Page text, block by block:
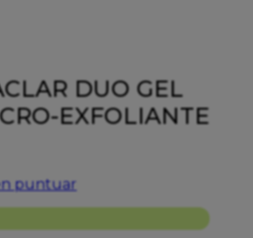
DUO GEL
EXFOLIANTE
puntuar